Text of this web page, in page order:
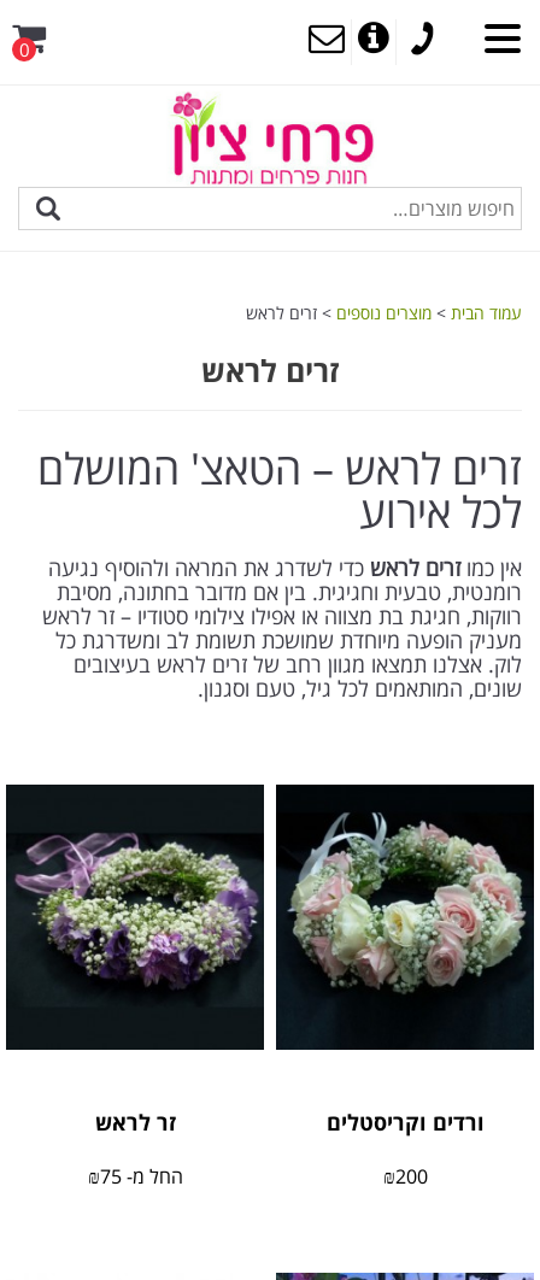
0
עמוד הבית > מוצרים נוספים > זרים לראש
זרים לראש
זרים לראש – הטאצ' המושלם
לכל אירוע
אין כמוזרים לראש כדי לשדרג את המראה ולהוסיף נגיעה
רומנטית, טבעית וחגיגית. בין אם מדובר בחתונה, מסיבת
רווקות, חגיגת בת מצווה או אפילו צילומי סטודיו – זר לראש
מעניק הופעה מיוחדת שמושכת תשומת לב ומשדרגת כל
לוק. אצלנו תמצאו מגוון רחב של זרים לראש בעיצובים
שונים, המותאמים לכל גיל, טעם וסגנון.
ורדים וקריסטלים
₪200
זר לראש
החל מ- ₪75